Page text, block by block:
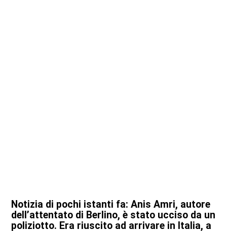
Notizia di pochi istanti fa: Anis Amri, autore
dell’attentato di Berlino, è stato ucciso da un
poliziotto. Era riuscito ad arrivare in Italia, a